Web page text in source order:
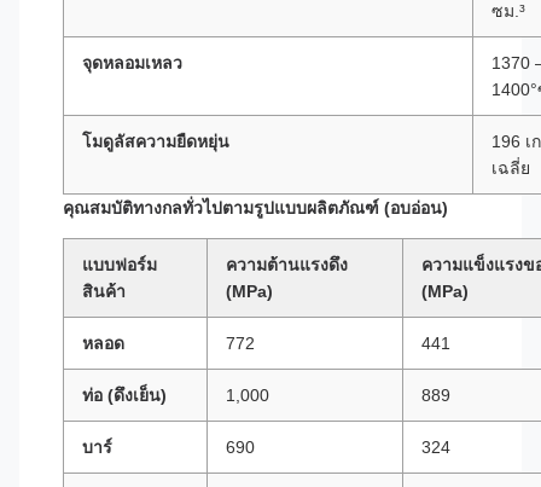
ซม.³
จุดหลอมเหลว
1370
โมดูลัสความยืดหยุ่น
196 เ
เฉลี่ย
คุณสมบัติทางกลทั่วไปตามรูปแบบผลิตภัณฑ์ (อบอ่อน)
แบบฟอร์ม
สินค้า
ความต้านแรงดึง
(MPa)
ความแข็งแรงข
(MPa)
หลอด 772 441
ท่อ (ดึงเย็น) 1,000 889
บาร์ 690 324